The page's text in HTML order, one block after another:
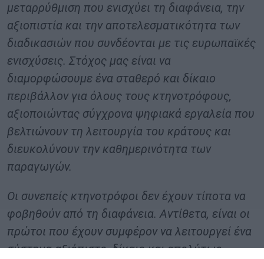
μεταρρύθμιση που ενισχύει τη διαφάνεια, την
αξιοπιστία και την αποτελεσματικότητα των
διαδικασιών που συνδέονται με τις ευρωπαϊκές
ενισχύσεις. Στόχος μας είναι να
διαμορφώσουμε ένα σταθερό και δίκαιο
περιβάλλον για όλους τους κτηνοτρόφους,
αξιοποιώντας σύγχρονα ψηφιακά εργαλεία που
βελτιώνουν τη λειτουργία του κράτους και
διευκολύνουν την καθημερινότητα των
παραγωγών.
Οι συνεπείς κτηνοτρόφοι δεν έχουν τίποτα να
φοβηθούν από τη διαφάνεια. Αντίθετα, είναι οι
πρώτοι που έχουν συμφέρον να λειτουργεί ένα
σύστημα αξιόπιστο, δίκαιο και απολύτως